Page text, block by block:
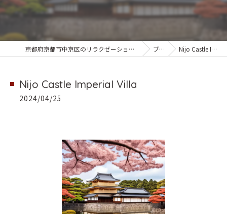
京都府京都市中京区のリラクゼーションなら朱雀ボディーサロンKIRARA ブログ Nijo Castle Imperial Villa
Nijo Castle Imperial Villa
2024/04/25